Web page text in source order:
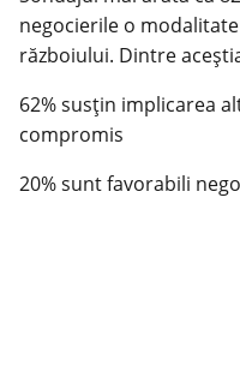
negocierile o
războiului. Dintre
62% susțin implicarea
compromis
20% sunt favorabili